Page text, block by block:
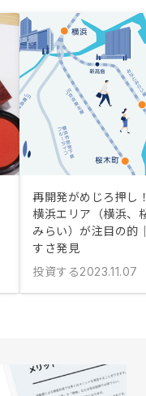
調べて、内見
ど、写真、地
しか見ずに決
う気持ちはあ
い物なので、
かったかもし
年後の結果が
こう言っても
と、手元に現
を入れたかっ
なって入れそ
返済できるか
り上げ返済に
知ってショックでした
用が投資計画
で、そこも含
方が良いので
再開発がめじろ押し
横浜エリア（横浜、
みらい）が注目の的
すさ発見
投資する2023.11.07